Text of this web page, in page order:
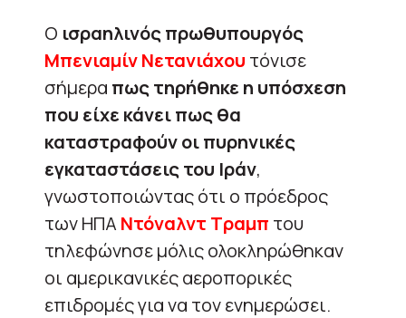
Ο ισραηλινός πρωθυπουργός
Μπενιαμίν Νετανιάχου τόνισε
σήμερα πως τηρήθηκε η υπόσχεση
που είχε κάνει πως θα
καταστραφούν οι πυρηνικές
εγκαταστάσεις του Ιράν,
γνωστοποιώντας ότι ο πρόεδρος
των ΗΠΑ Ντόναλντ Τραμπ του
τηλεφώνησε μόλις ολοκληρώθηκαν
οι αμερικανικές αεροπορικές
επιδρομές για να τον ενημερώσει.